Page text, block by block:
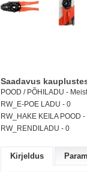
Saadavus
POOD / PÕHILADU -
RW_E-POE LADU - 0
RW_HAKE KEILA POOD
RW_RENDILADU - 0
Kirjeldus